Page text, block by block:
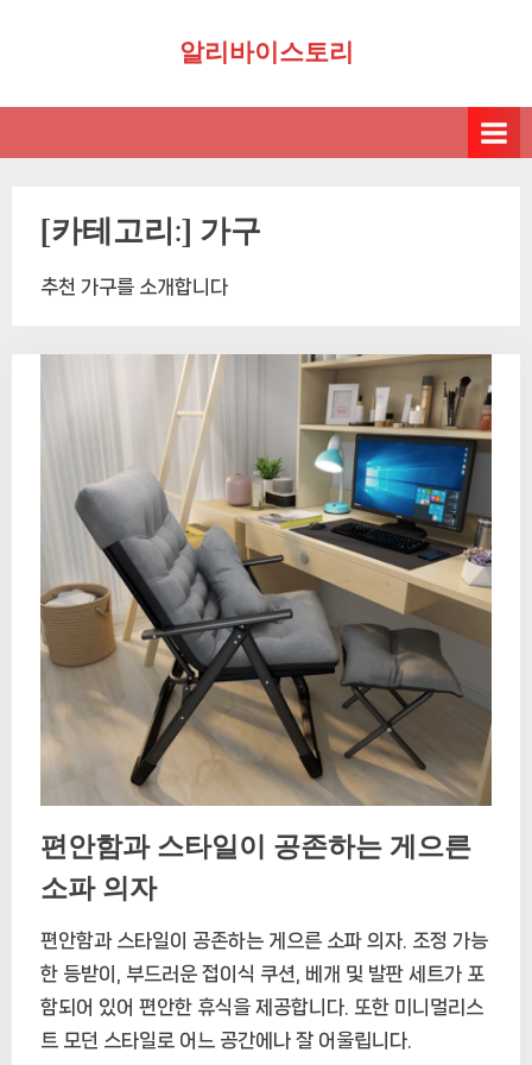
알리바이스토리
[카테고리:] 가구
추천 가구를 소개합니다
편안함과 스타일이 공존하는 게으른
소파 의자
편안함과 스타일이 공존하는 게으른 소파 의자. 조정 가능
한 등받이, 부드러운 접이식 쿠션, 베개 및 발판 세트가 포
함되어 있어 편안한 휴식을 제공합니다. 또한 미니멀리스
트 모던 스타일로 어느 공간에나 잘 어울립니다.